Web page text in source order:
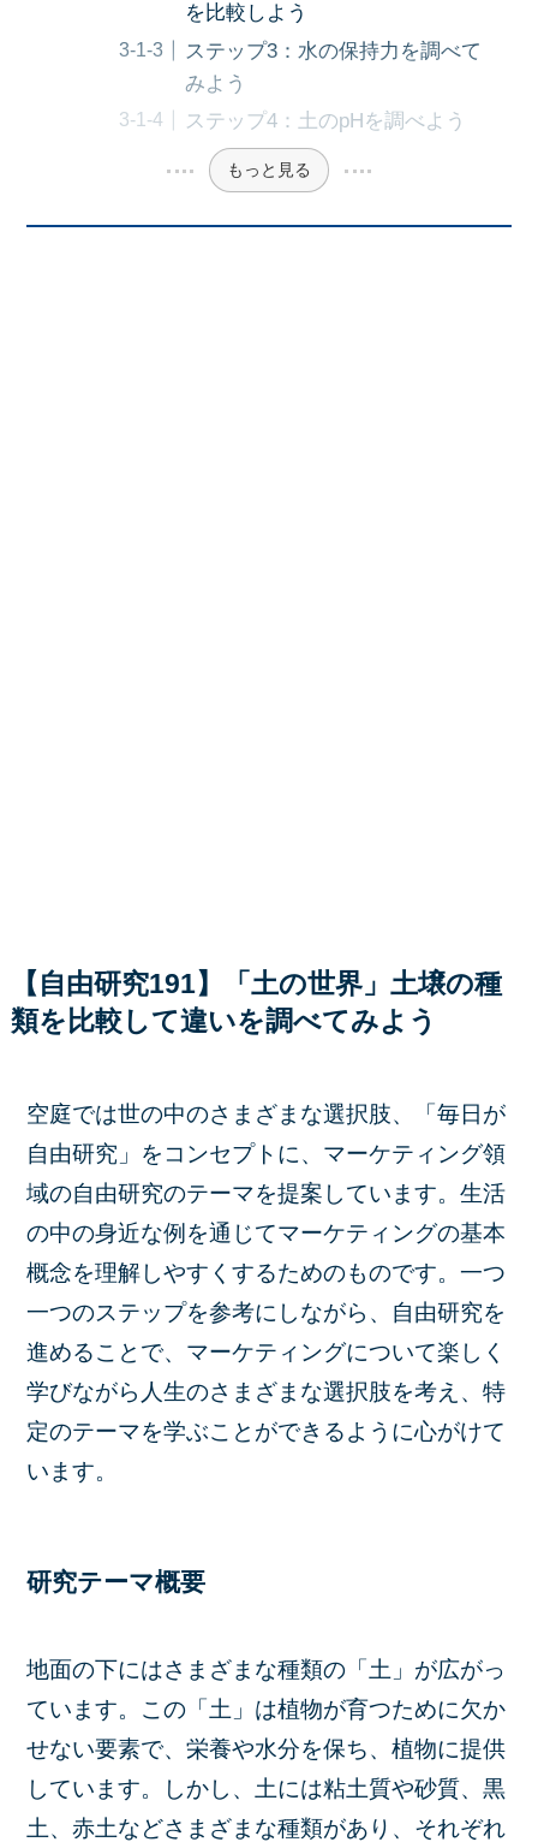
を比較しよう
ステップ3：水の保持力を調べて
みよう
ステップ4：土のpHを調べよう
もっと見る
【自由研究191】「土の世界」土壌の種
類を比較して違いを調べてみよう
空庭では世の中のさまざまな選択肢、「毎日が
自由研究」をコンセプトに、マーケティング領
域の自由研究のテーマを提案しています。生活
の中の身近な例を通じてマーケティングの基本
概念を理解しやすくするためのものです。一つ
一つのステップを参考にしながら、自由研究を
進めることで、マーケティングについて楽しく
学びながら人生のさまざまな選択肢を考え、特
定のテーマを学ぶことができるように心がけて
います。
研究テーマ概要
地面の下にはさまざまな種類の「土」が広がっ
ています。この「土」は植物が育つために欠か
せない要素で、栄養や水分を保ち、植物に提供
しています。しかし、土には粘土質や砂質、黒
土、赤土などさまざまな種類があり、それぞれ